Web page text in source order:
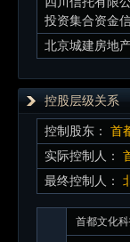
投资集合资金
北京城建房地
控股层级关系
控制股东： 首
实际控制人：
最终控制人：
首都文化